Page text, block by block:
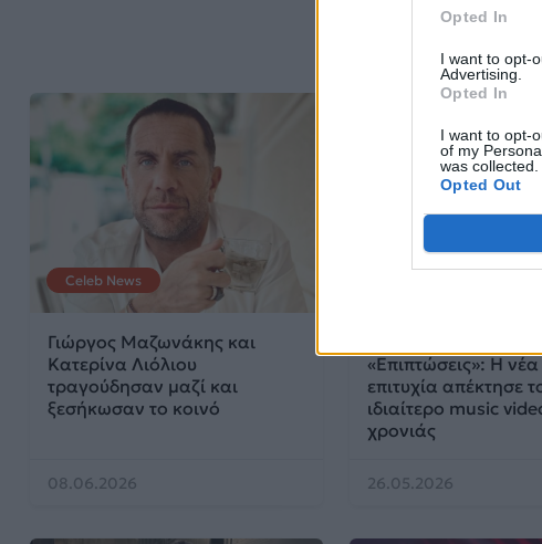
Opted In
I want to opt-
Advertising.
Opted In
I want to opt-
of my
was collected.
Opted Out
Celeb News
Γιώργος Μαζωνάκης και
Κατερίνα Λιόλιου
τραγούδησαν μαζί και
ξεσήκωσαν το κοινό
08.06.2026
«Επιπτώσεις»: Η νέα
επιτυχία απέκτησε
ιδιαίτερο music
χρονιάς
26.05.2026